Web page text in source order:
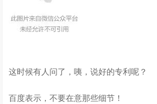
这时候有人问了，咦，说好的专利呢？
百度表示，不要在意那些细节！